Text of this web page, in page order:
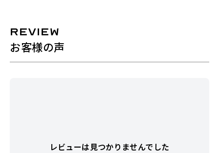
REVIEW
お客様の声
レビューは見つかりませんでした